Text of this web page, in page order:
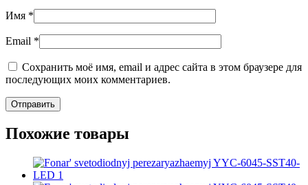
Имя *
Email *
Сохранить моё имя, email и адрес сайта в этом браузере для
последующих моих комментариев.
Похожие товары